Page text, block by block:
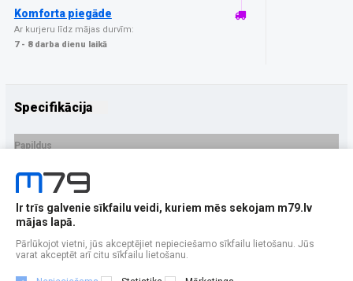
Komforta piegāde
Ar kurjeru līdz mājas durvīm:
7 - 8 darba dienu laikā
Specifikācija
Papildus
Ražotājs
PRECES APRAKSTS
EAN - 5906146481244
Ir trīs galvenie sīkfailu veidi, kuriem mēs sekojam m79.lv
mājas lapā.
Pārlūkojot vietni, jūs akceptējiet nepieciešamo sīkfailu lietošanu. Jūs
varat akceptēt arī citu sīkfailu lietošanu.